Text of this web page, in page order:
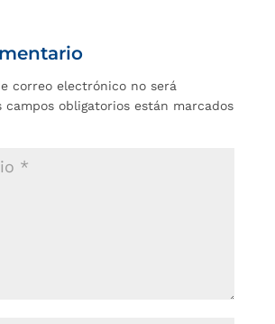
correo electrónico no será
campos obligatorios están marcados